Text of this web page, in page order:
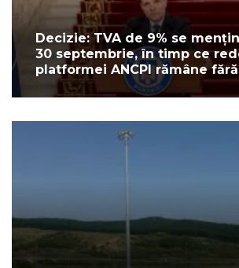
Decizie: TVA de 9% se
30 septembrie, în timp ce
platformei ANCPI rămâne